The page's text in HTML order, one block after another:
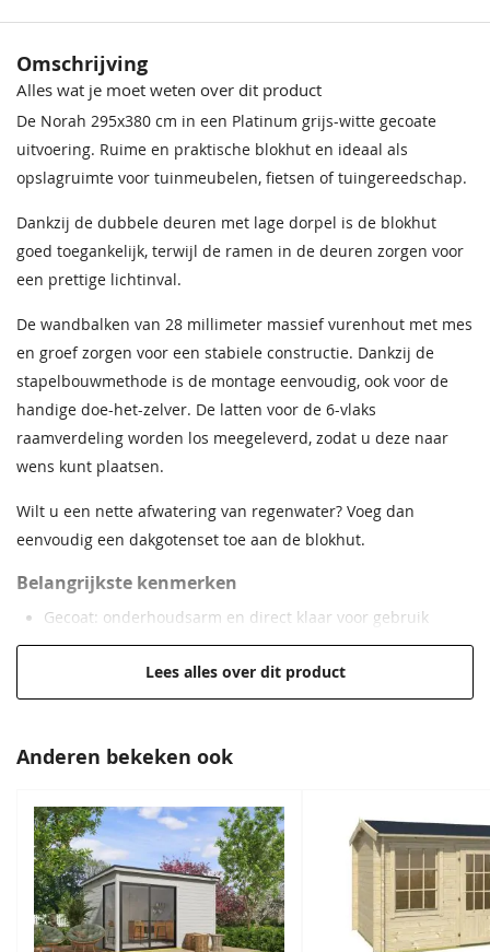
Afmeting (LxB) 295x380 cm
Wandhoogte 194 cm
Nokhoogte
Wanddikte 28 mm
Kleur
Binnenruimte 10,1 m2
Dakmaat 320x400 cm
Hang en sluitwerk Inclusief
Bouwtekening
Daktype Zadeldak
Daktype filter
Dakhelling 16°
8711615168895
Omschrijving
Alles wat je moet weten over dit product
De Norah 295x380 cm in een Platinum grijs-witte gecoate
uitvoering. Ruime en praktische blokhut en ideaal als
opslagruimte voor tuinmeubelen, fietsen of tuingereedschap.
Dankzij de dubbele deuren met lage dorpel is de blokhut
goed toegankelijk, terwijl de ramen in de deuren zorgen voor
een prettige lichtinval.
De wandbalken van 28 millimeter massief vurenhout met mes
en groef zorgen voor een stabiele constructie. Dankzij de
stapelbouwmethode is de montage eenvoudig, ook voor de
handige doe-het-zelver. De latten voor de 6-vlaks
raamverdeling worden los meegeleverd, zodat u deze naar
wens kunt plaatsen.
Wilt u een nette afwatering van regenwater? Voeg dan
eenvoudig een dakgotenset toe aan de blokhut.
Belangrijkste kenmerken
Gecoat: onderhoudsarm en direct klaar voor gebruik
Wanden van 28 mm massief vurenhout
Klassiek zadeldak
Dubbele deuren met lage dorpel
Inclusief dak- en gevelplanken, daklijsten en hang- en
Cilinderslot voor veilige afsluiting
Eenvoudige montage dankzij stapelbouwsysteem
Optioneel: dakgotenset voor goede afwatering
Lees alles over dit product
Anderen bekeken ook